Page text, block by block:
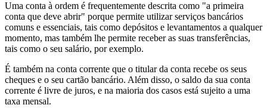
Uma conta à ordem é frequentemente descrita como "a primeira
conta que deve abrir" porque permite utilizar serviços bancários
comuns e essenciais, tais como depósitos e levantamentos a qualquer
momento, mas também lhe permite receber as suas transferências,
tais como o seu salário, por exemplo.
É também na conta corrente que o titular da conta recebe os seus
cheques e o seu cartão bancário. Além disso, o saldo da sua conta
corrente é livre de juros, e na maioria dos casos está sujeito a uma
taxa mensal.